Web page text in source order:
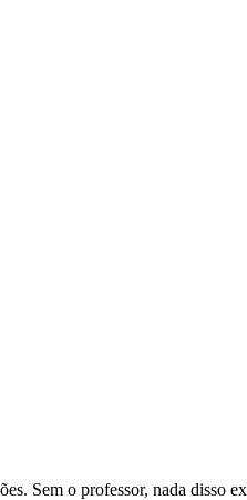
Sem o professor, nada disso